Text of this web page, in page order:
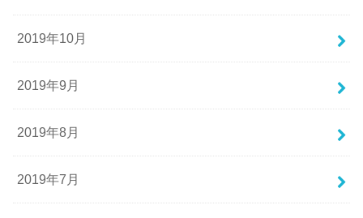
2019年10月
2019年9月
2019年8月
2019年7月